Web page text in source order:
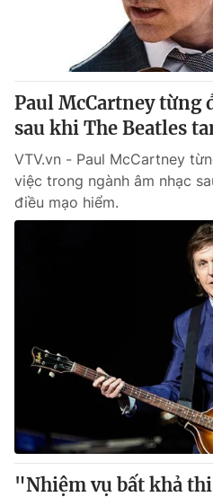
Paul McCartney từng
sau khi The Beatles
VTV.vn - Paul McCartney
việc trong ngành âm nhạc
điều mạo hiểm.
"Nhiệm vụ bất khả